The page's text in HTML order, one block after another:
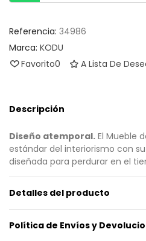
Referencia: 34986
Marca: KODU
Favorito0 A Lista De
Descripción
Diseño atemporal. El Mueble
estándar del interiorismo con
diseñada para perdurar en el
Detalles del producto
Política de Envíos y